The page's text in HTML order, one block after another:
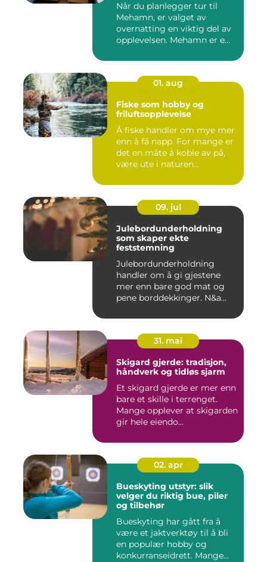
Når du planlegger tur til
Mehamn, er valget av
overnatting en viktig del av
opplevelsen. Mehamn er e...
01. aug
Fiske som hobby og
friluftsopplevelse
Å fiske handler om mye mer
enn å få napp. For mange er
det en måte å koble av på,
være ute i naturen...
09. jul
Julebordunderholdning
som skaper ekte
feststemning
Julebordunderholdning
handler om å gi gjestene
mer enn bare god mat og
pene borddekkinger. N&a...
31. mai
Skigard gjerde: tradisjon,
håndverk og tidløs sjarm
Et skigard gjerde er mer enn
bare et skille i terrenget.
Mange opplever at skigarden
gir hele eiendo...
02. apr
Bueskyting utstyr: slik
velger du riktig bue, piler
og tilbehør
Bueskyting har gått fra å
være et jaktverktøy til å bli
en populær hobby og
konkurranseidrett. Mange...